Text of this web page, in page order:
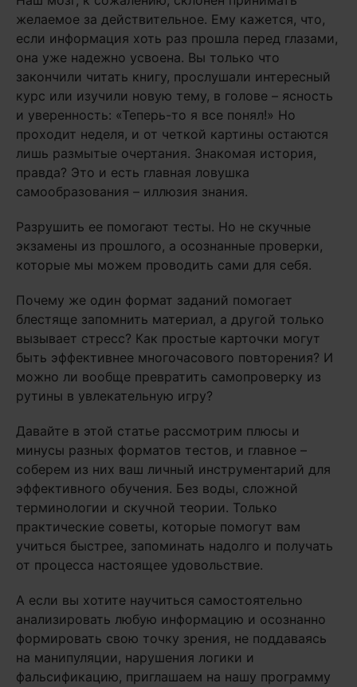
желаемое за действительное. Ему кажется, что,
если информация хоть раз прошла перед глазами,
она уже надежно усвоена. Вы только что
закончили читать книгу, прослушали интересный
курс или изучили новую тему, в голове – ясность
и уверенность: «Теперь-то я все понял!» Но
проходит неделя, и от четкой картины остаются
лишь размытые очертания. Знакомая история,
правда? Это и есть главная ловушка
самообразования – иллюзия знания.
Разрушить ее помогают тесты. Но не скучные
экзамены из прошлого, а осознанные проверки,
которые мы можем проводить сами для себя.
Почему же один формат заданий помогает
блестяще запомнить материал, а другой только
вызывает стресс? Как простые карточки могут
быть эффективнее многочасового повторения? И
можно ли вообще превратить самопроверку из
рутины в увлекательную игру?
Давайте в этой статье рассмотрим плюсы и
минусы разных форматов тестов, и главное –
соберем из них ваш личный инструментарий для
эффективного обучения. Без воды, сложной
терминологии и скучной теории. Только
практические советы, которые помогут вам
учиться быстрее, запоминать надолго и получать
от процесса настоящее удовольствие.
А если вы хотите научиться самостоятельно
анализировать любую информацию и осознанно
формировать свою точку зрения, не поддаваясь
на манипуляции, нарушения логики и
фальсификацию, приглашаем на нашу программу